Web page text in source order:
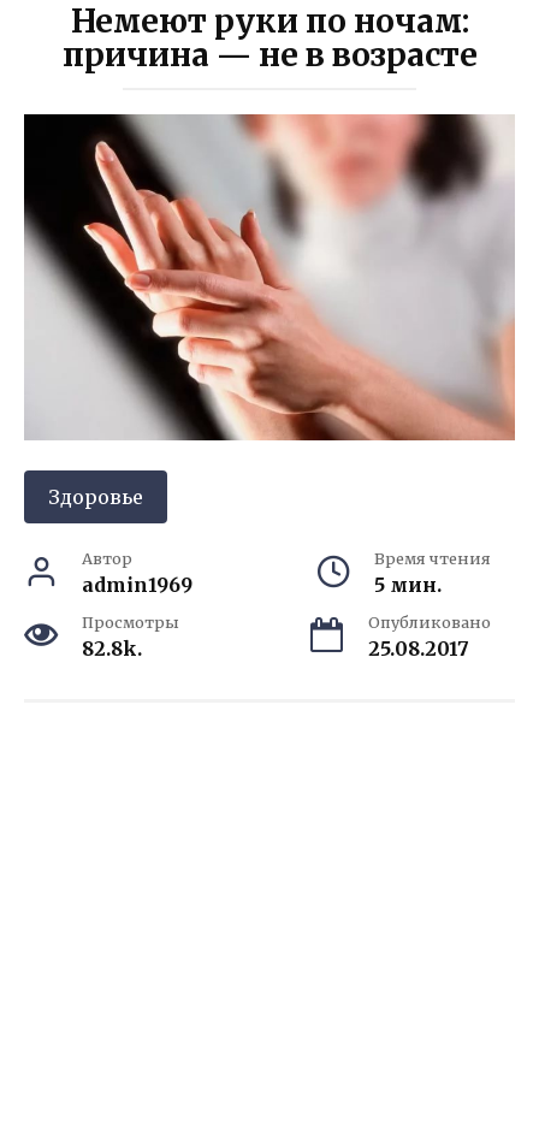
Немеют руки по ночам:
причина — не в возрасте
Здоровье
Автор
admin1969
Время чтения
5 мин.
Просмотры
82.8k.
Опубликовано
25.08.2017